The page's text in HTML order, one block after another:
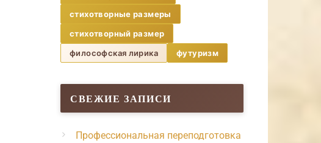
стихотворные размеры
стихотворный размер
философская лирика
футуризм
СВЕЖИЕ ЗАПИСИ
Профессиональная переподготовка